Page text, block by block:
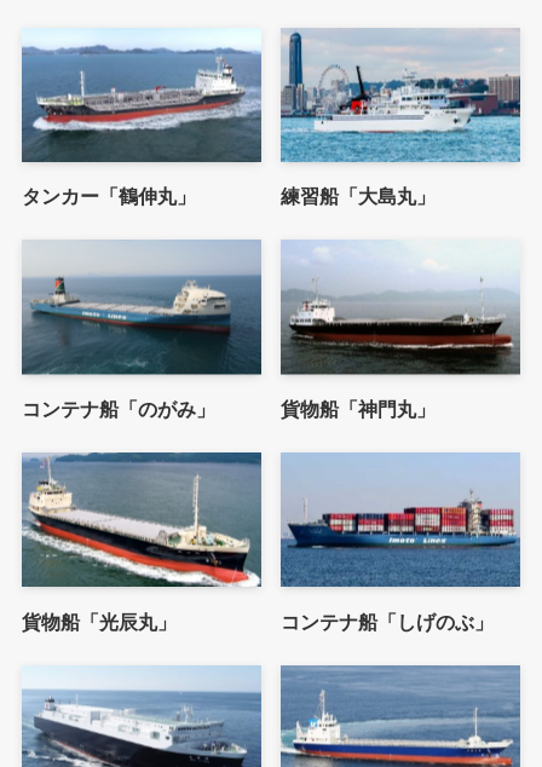
タンカー「鶴伸丸」 練習船「大島丸」
コンテナ船「のがみ」 貨物船「神門丸」
貨物船「光辰丸」 コンテナ船「しげのぶ」